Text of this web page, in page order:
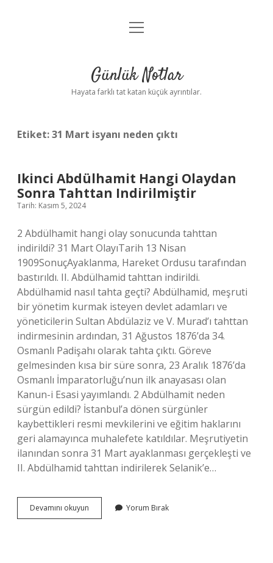
Anasayfa
Yasal Uyarı
menüyü
Günlük Notlar
Hayata farklı tat katan küçük ayrıntılar.
Etiket:31 Mart isyanı neden çıktı
Ikinci Abdülhamit Hangi Olaydan
Sonra Tahttan Indirilmiştir
Tarih: Kasım 5, 2024
2 Abdülhamit hangi olay sonucunda tahttan
indirildi? 31 Mart OlayıTarih 13 Nisan
1909SonuçAyaklanma, Hareket Ordusu tarafından
bastırıldı. II. Abdülhamid tahttan indirildi.
Abdülhamid nasıl tahta geçti? Abdülhamid, meşruti
bir yönetim kurmak isteyen devlet adamları ve
yöneticilerin Sultan Abdülaziz ve V. Murad’ı tahttan
indirmesinin ardından, 31 Ağustos 1876’da 34.
Osmanlı Padişahı olarak tahta çıktı. Göreve
gelmesinden kısa bir süre sonra, 23 Aralık 1876’da
Osmanlı İmparatorluğu’nun ilk anayasası olan
Kanun-i Esasi yayımlandı. 2 Abdülhamit neden
sürgün edildi? İstanbul’a dönen sürgünler
kaybettikleri resmi mevkilerini ve eğitim haklarını
geri alamayınca muhalefete katıldılar. Meşrutiyetin
ilanından sonra 31 Mart ayaklanması gerçekleşti ve
II. Abdülhamid tahttan indirilerek Selanik’e…
Devamını okuyun
Abdülhamit
Yorum Bırak